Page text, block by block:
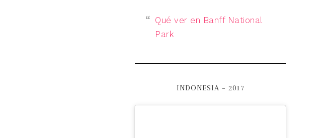
Qué ver en Banff National
Park
INDONESIA – 2017